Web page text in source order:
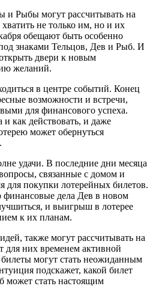
и Рыбы могут рассчитывать на
не только им, но и их
обещают быть особенно
знаками Тельцов, Дев и Рыб. И
двери к новым
желаний.
в центре событий. Конец
возможности и встречи,
для финансового успеха.
как действовать, и даже
может обернуться
удачи. В последние дни месяца
связанные с домом и
для покупки лотерейных билетов.
финансовые дела Дев в новом
и выигрыш в лотерее
к их планам.
также могут рассчитывать на
для них временем активной
могут стать неожиданным
подскажет, какой билет
стать настоящим